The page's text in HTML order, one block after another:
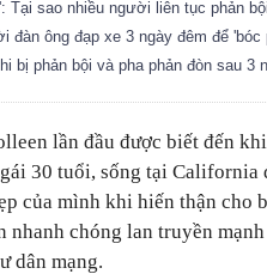
Tại sao nhiều người liên tục phản
đàn ông đạp xe 3 ngày đêm để 'bóc
bị phản bội và pha phản đòn sau 3
lần đầu được biết đến
30 tuổi, sống tại California
của mình khi hiến thận cho
nhanh chóng lan truyền
dân mạng.